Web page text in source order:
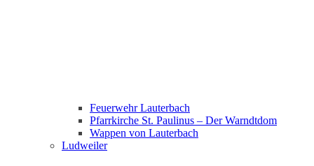
Feuerwehr Lauterbach
Pfarrkirche St. Paulinus – Der Warndtdom
Wappen von Lauterbach
Ludweiler